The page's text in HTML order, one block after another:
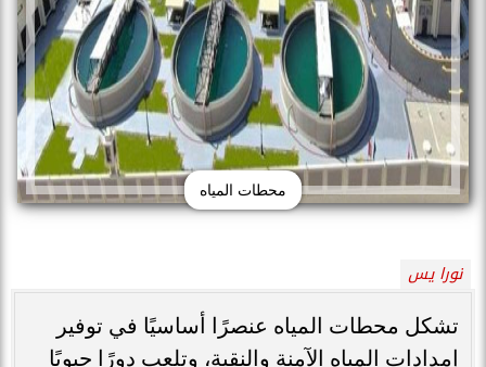
محطات المياه
نورا يس
تشكل محطات المياه عنصرًا أساسيًا في توفير
إمدادات المياه الآمنة والنقية، وتلعب دورًا حيويًا